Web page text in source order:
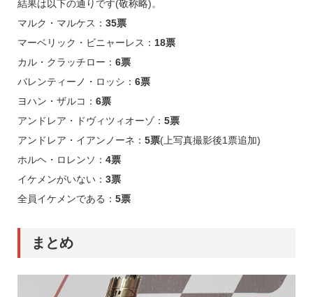
結果は以下の通りです(敬称略)。
マルク・マルケス： 35票
マーベリック・ビニャーレス： 18票
カル・クラッチロー： 6票
バレンティーノ・ロッシ： 6票
ヨハン・ザルコ： 6票
アンドレア・ドヴィツィオーゾ： 5票
アンドレア・イアンノーネ： 5票(上写真撮影後1票追加)
ホルヘ・ロレンソ： 4票
イケメンがいない： 3票
全員イケメンである： 5票
まとめ